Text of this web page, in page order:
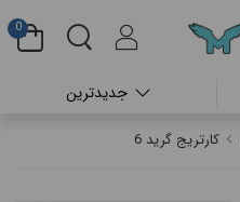
0
کارتریج گرید 6
جدیدترین